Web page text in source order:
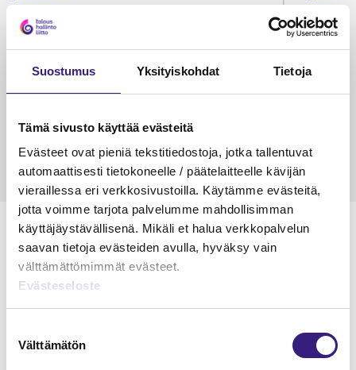
Suostumus Yksityiskohdat Tietoja
Tämä sivusto käyttää evästeitä
Evästeet ovat pieniä tekstitiedostoja, jotka tallentuvat
automaattisesti tietokoneelle / päätelaitteelle kävijän
vieraillessa eri verkkosivustoilla. Käytämme evästeitä,
jotta voimme tarjota palvelumme mahdollisimman
käyttäjäystävällisenä. Mikäli et halua verkkopalvelun
saavan tietoja evästeiden avulla, hyväksy vain
välttämättömimmät evästeet.
Evästeseloste
valinta
Välttämätön
Kulu­veloitukset arvon­lisä­
verotuksessa – omien kulujen
veloitus ja läpi­laskutus
näytenumero